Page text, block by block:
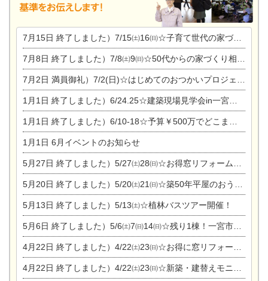
7月15日 終了しました）7/15㈯16㈰☆子育て世代の家づくり相談会
7月8日 終了しました）7/8㈯9㈰☆50代からの家づくり相談会
7月2日 満員御礼）7/2(日)☆はじめてのおつかいプロジェクト
1月1日 終了しました）6/24.25☆建築現場見学会in一宮市木曽川町
1月1日 終了しました）6/10-18☆予算￥500万でどこまでできるの？リフォーム相談会
1月1日 6月イベントのお知らせ
5月27日 終了しました）5/27㈯28㈰☆お得窓リフォーム個別相談会
5月20日 終了しました）5/20㈯21㈰☆築50年平屋のおうちリノベーション完成見学会
5月13日 終了しました）5/13㈯☆植林バスツアー開催！
5月6日 終了しました）5/6㈯7㈰14㈰☆残り1棟！一宮市限定モニター募集相談会(新築・建替え)
4月22日 終了しました）4/22㈯23㈰☆お得に窓リフォーム個別相談会
4月22日 終了しました）4/22㈯23㈰☆新築・建替えモニター募集個別相談会